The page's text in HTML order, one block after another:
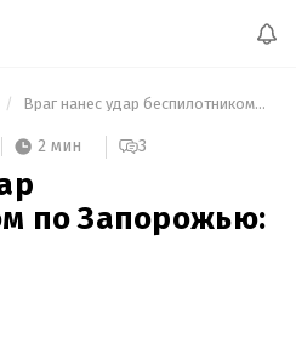
Враг нанес удар беспилотником по Запорожью: есть жертва
2 мин 3
по Запорожью: